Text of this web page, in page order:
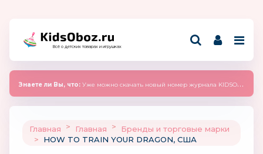
Всё о детских товарах и игрушках
Знаете ли Вы, что: Уже можно скачать новый номер журнала KIDSOBOZ 2025 (сентябрь)
Главная > Главная >
Бренды и торговые марки
>
HOW TO TRAIN YOUR DRAGON, США